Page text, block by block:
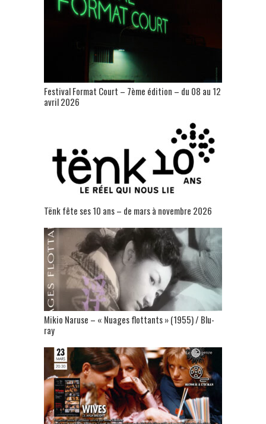
Festival Format Court – 7ème édition – du 08 au 12
avril 2026
Tënk fête ses 10 ans – de mars à novembre 2026
Mikio Naruse – « Nuages flottants » (1955) / Blu-
ray